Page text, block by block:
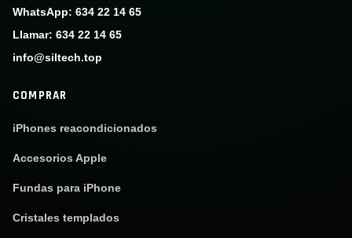
WhatsApp: 634 22 14 65
Llamar: 634 22 14 65
info@siltech.top
COMPRAR
iPhones reacondicionados
Accesorios Apple
Fundas para iPhone
Cristales templados